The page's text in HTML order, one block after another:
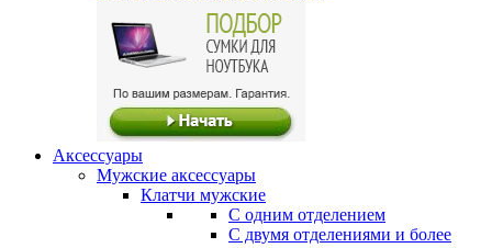
Аксессуары
Мужские аксессуары
Клатчи мужские
С одним отделением
С двумя отделениями и более